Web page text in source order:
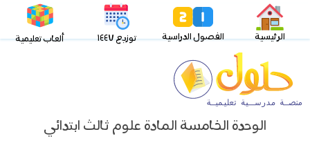
الرئيسية الفصول الدراسية توزيع ١٤٤٧ ألعاب تعليمية
الوحدة الخامسة المادة علوم ثالث ابتدائي